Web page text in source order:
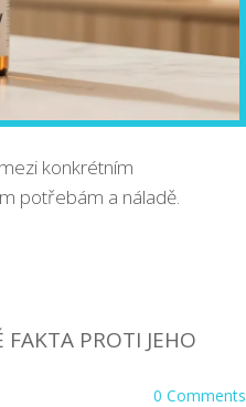
konkrétním
potřebám a náladě.
PROTI JEHO
0 Comments